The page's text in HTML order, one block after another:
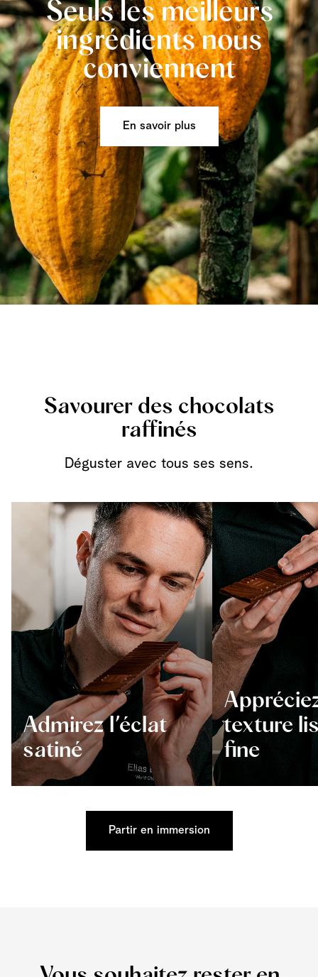
Seuls les meilleurs
ingrédients nous
conviennent
En savoir plus
Savourer des chocolats
raffinés
Déguster avec tous ses sens.
Admirez l’éclat
satiné
texture
fine
Partir en immersion